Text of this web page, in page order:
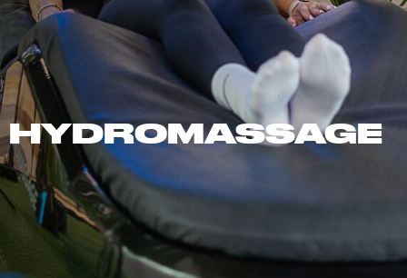
HYDROMASSAGE